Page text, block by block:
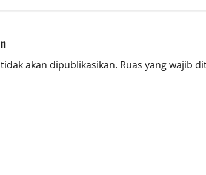
akan dipublikasikan. Ruas yang wajib